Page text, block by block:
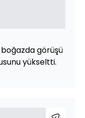
görüşü
yükseltti.